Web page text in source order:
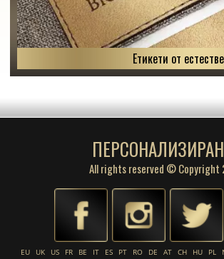
Етикети от
All rights reserved © Copyright
EU UK US FR BE IT ES PT RO DE AT CH HU PL